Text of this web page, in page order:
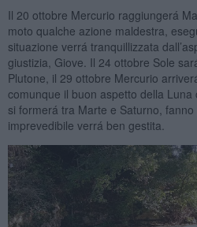
Il 20 ottobre Mercurio raggiungerá
moto qualche azione maldestra,
situazione verrá tranquillizzata
giustizia, Giove. Il 24 ottobre Sole
Plutone, il 29 ottobre Mercurio
comunque il buon aspetto della Luna
si formerá tra Marte e Saturno, fanno
imprevedibile verrá ben gestita.